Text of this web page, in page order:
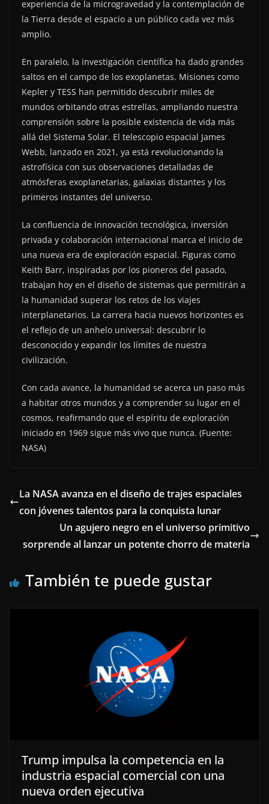
experiencia de la microgravedad y la contemplación de
la Tierra desde el espacio a un público cada vez más
amplio.
En paralelo, la investigación científica ha dado grandes
saltos en el campo de los exoplanetas. Misiones como
Kepler y TESS han permitido descubrir miles de
mundos orbitando otras estrellas, ampliando nuestra
comprensión sobre la posible existencia de vida más
allá del Sistema Solar. El telescopio espacial James
Webb, lanzado en 2021, ya está revolucionando la
astrofísica con sus observaciones detalladas de
atmósferas exoplanetarias, galaxias distantes y los
primeros instantes del universo.
La confluencia de innovación tecnológica, inversión
privada y colaboración internacional marca el inicio de
una nueva era de exploración espacial. Figuras como
Keith Barr, inspiradas por los pioneros del pasado,
trabajan hoy en el diseño de sistemas que permitirán a
la humanidad superar los retos de los viajes
interplanetarios. La carrera hacia nuevos horizontes es
el reflejo de un anhelo universal: descubrir lo
desconocido y expandir los límites de nuestra
civilización.
Con cada avance, la humanidad se acerca un paso más
a habitar otros mundos y a comprender su lugar en el
cosmos, reafirmando que el espíritu de exploración
iniciado en 1969 sigue más vivo que nunca. (Fuente:
NASA)
La NASA avanza en el diseño de trajes espaciales
con jóvenes talentos para la conquista lunar
Un agujero negro en el universo primitivo
sorprende al lanzar un potente chorro de materia
También te puede gustar
Trump impulsa la competencia en la
industria espacial comercial con una
nueva orden ejecutiva